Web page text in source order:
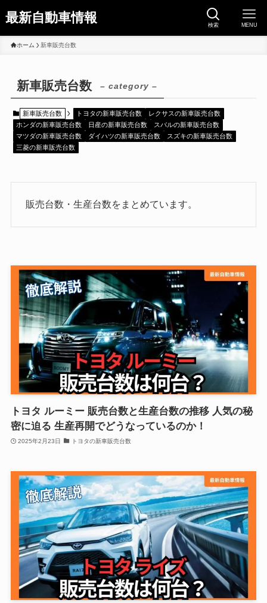
最新自動車情報 検索 MENU
ホーム 新車販売台数
新車販売台数 – category –
新車販売台数 トヨタの新車販売台数
レクサスの新車販売台数
ホンダの新車販売台数
日産の新車販売台数
スバルの新車販売台数
マツダの新車販売台数
ダイハツの新車販売台数
スズキの新車販売台数
三菱の新車販売台数
販売台数・生産台数をまとめています。
トヨタ ルーミー 販売台数と生産台数の推移 人気の秘
密に迫る 生産再開でどうなっているのか！
2025年2月23日 トヨタの新車販売台数